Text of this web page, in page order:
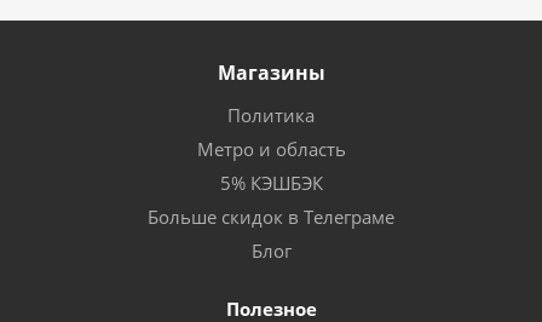
Магазины
Политика
Метро и область
5% КЭШБЭК
Больше скидок в Телеграме
Блог
Полезное